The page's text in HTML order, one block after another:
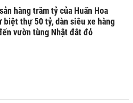
hàng trăm tỷ của Huấn Hoa
biệt thự 50 tỷ, dàn siêu xe hàng
vườn tùng Nhật đắt đỏ